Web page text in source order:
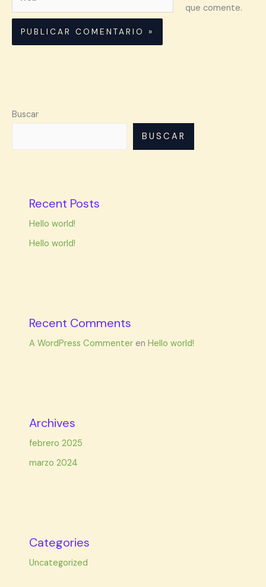
que comente.
Buscar
BUSCAR
Recent Posts
Hello world!
Hello world!
Recent Comments
A WordPress Commenter enHello world!
Archives
febrero 2025
marzo 2024
Categories
Uncategorized